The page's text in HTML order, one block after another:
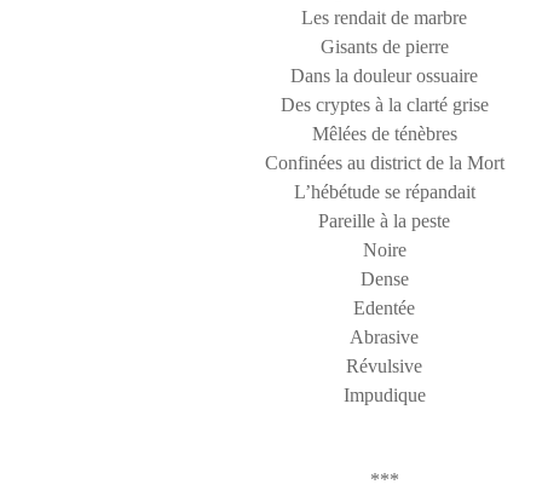
Les rendait de marbre
Gisants de pierre
Dans la douleur ossuaire
Des cryptes à la clarté grise
Mêlées de ténèbres
Confinées au district de la Mort
L’hébétude se répandait
Pareille à la peste
Noire
Dense
Edentée
Abrasive
Révulsive
Impudique
***